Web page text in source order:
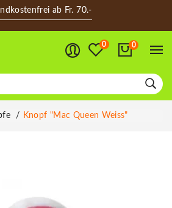
ab Fr. 70.-
0 0
Knopf "Mac Queen Weiss"